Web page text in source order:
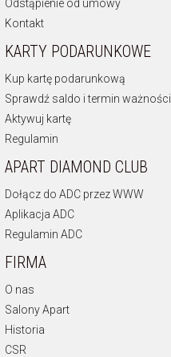
Odstąpienie od umowy
Kontakt
KARTY PODARUNKOWE
Kup kartę podarunkową
Sprawdź saldo i termin ważności
Aktywuj kartę
Regulamin
APART DIAMOND CLUB
Dołącz do ADC przez WWW
Aplikacja ADC
Regulamin ADC
FIRMA
O nas
Salony Apart
Historia
CSR